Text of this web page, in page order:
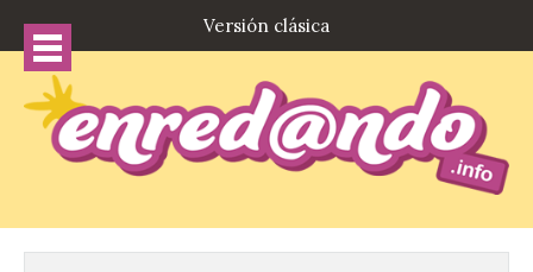
Versión clásica